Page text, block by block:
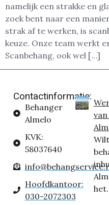
namelijk een strakke en
zoek bent naar een
strak af te werken, is
keuze. Onze team werkt
Scanbehang, ook wel […]
Contactinformatie:
Behanger
Almelo
KVK:
58037640
Hoofdkantoor:
030-2072303